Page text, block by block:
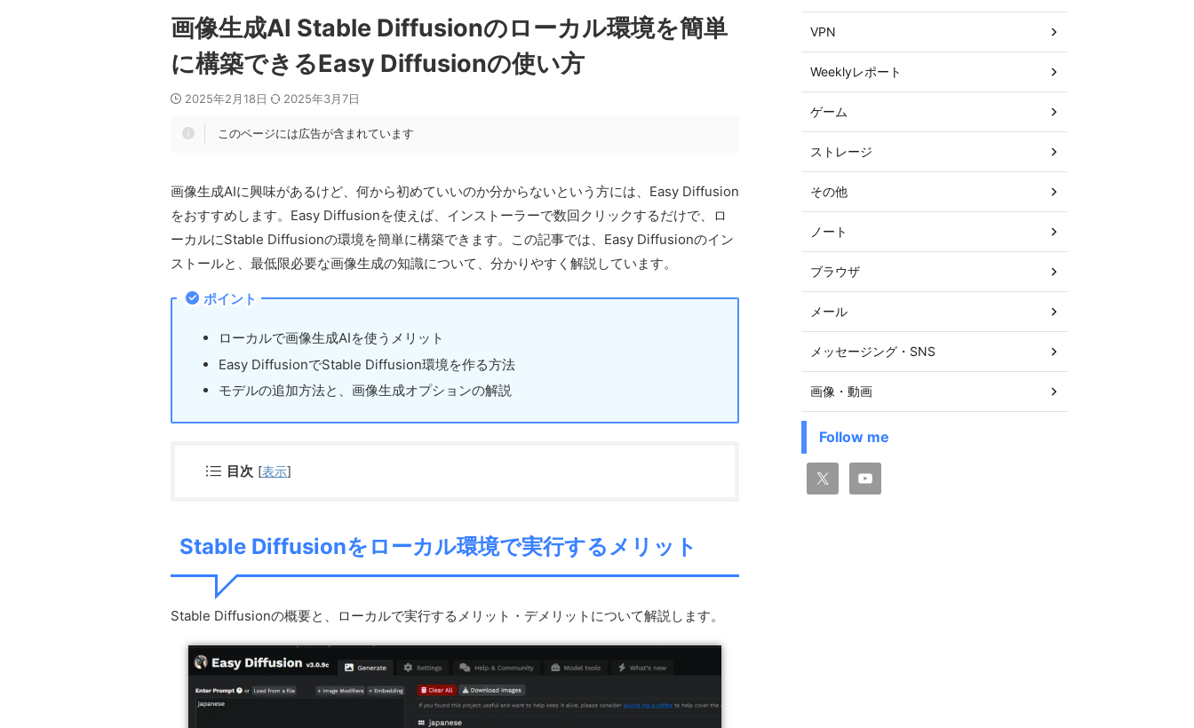
画像生成AI Stable Diffusionのローカル環境を簡単
に構築できるEasy Diffusionの使い方
2025年2月18日 2025年3月7日
このページには広告が含まれています
画像生成AIに興味があるけど、何から初めていいのか分からないという方には、Easy Diffusion
をおすすめします。Easy Diffusionを使えば、インストーラーで数回クリックするだけで、ロ
ーカルにStable Diffusionの環境を簡単に構築できます。この記事では、Easy Diffusionのイン
ストールと、最低限必要な画像生成の知識について、分かりやすく解説しています。
ポイント
ローカルで画像生成AIを使うメリット
Easy DiffusionでStable Diffusion環境を作る方法
モデルの追加方法と、画像生成オプションの解説
目次 [表示]
Stable Diffusionをローカル環境で実行するメリット
Stable Diffusionの概要と、ローカルで実行するメリット・デメリットについて解説します。
VPN
Weeklyレポート
ゲーム
ストレージ
その他
ノート
ブラウザ
メール
メッセージング・SNS
画像・動画
Follow me